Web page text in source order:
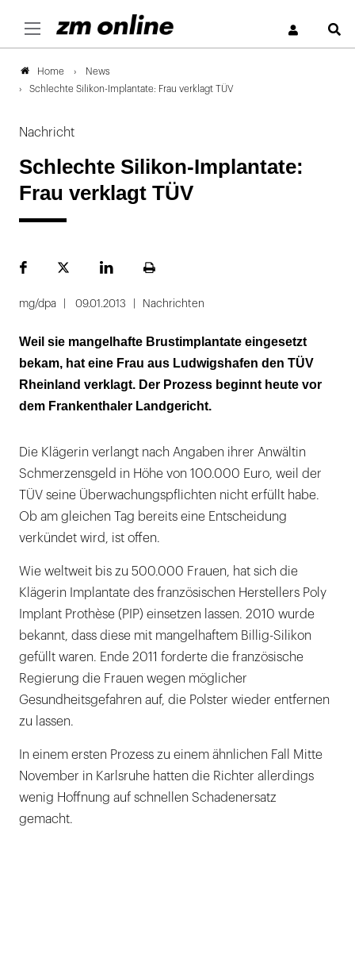
Home
News
Schlechte Silikon-Implantate: Frau verklagt TÜV
Nachricht
Schlechte Silikon-Implantate:
Frau verklagt TÜV
FacebookPlattformLinekdInSeite
mg/dpa 09.01.2013 Nachrichten
Weil sie mangelhafte Brustimplantate eingesetzt
bekam, hat eine Frau aus Ludwigshafen den TÜV
Rheinland verklagt. Der Prozess beginnt heute vor
dem Frankenthaler Landgericht.
Die Klägerin verlangt nach Angaben ihrer Anwältin
Schmerzensgeld in Höhe von 100.000 Euro, weil der
TÜV seine Überwachungspflichten nicht erfüllt habe.
Ob am gleichen Tag bereits eine Entscheidung
verkündet wird, ist offen.
Wie weltweit bis zu 500.000 Frauen, hat sich die
Klägerin Implantate des französischen Herstellers Poly
Implant Prothèse (PIP) einsetzen lassen. 2010 wurde
bekannt, dass diese mit mangelhaftem Billig-Silikon
gefüllt waren. Ende 2011 forderte die französische
Regierung die Frauen wegen möglicher
Gesundheitsgefahren auf, die Polster wieder entfernen
zu lassen.
In einem ersten Prozess zu einem ähnlichen Fall Mitte
November in Karlsruhe hatten die Richter allerdings
wenig Hoffnung auf schnellen Schadenersatz
gemacht.